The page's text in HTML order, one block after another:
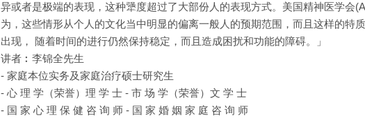
异或者是极端的表现，这种犟度超过了大部份人的表现方式。美国精神医学会
为，这些情形从个人的文化当中明显的偏离一般人的预期范围，而且这样的特
出现， 随着时间的进行仍然保持稳定，而且造成困扰和功能的障碍。」
讲者︰李锦全先生
- 家庭本位实务及家庭治疗硕士研究生
- 心 理 学（荣誉）理 学 士 - 市 场 学（荣誉）文 学 士
- 国 家 心 理 保 健 咨 询 师 - 国 家 婚 姻 家 庭 咨 询 师